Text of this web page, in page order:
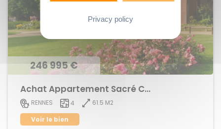
246 995 €
Achat Appartement Sacré Coeurs
RENNES 4
61.5 M2
Voir le bien
Privacy policy